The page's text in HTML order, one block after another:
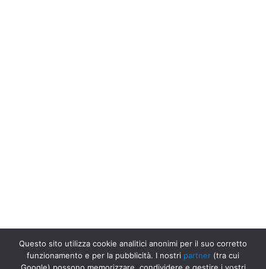
Questo sito utilizza cookie analitici anonimi per il suo corretto
funzionamento e per la pubblicità. I nostri partner (tra cui